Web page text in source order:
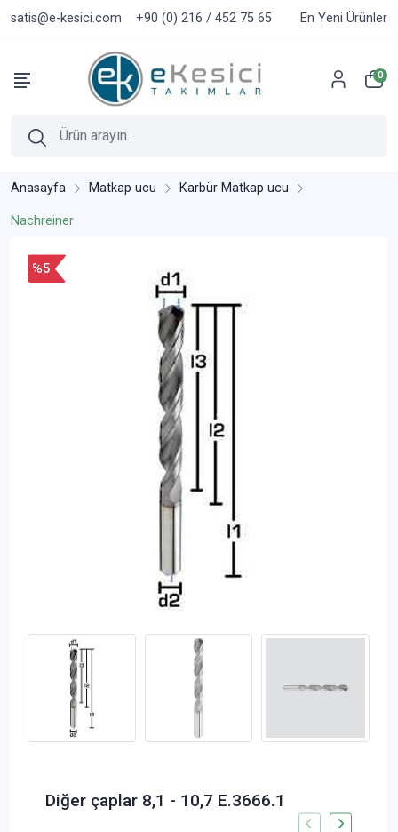
satis@e-kesici.com +90 (0) 216 / 452 75 65 En Yeni Ürünler
0
Anasayfa Matkap ucu Karbür Matkap ucu
Nachreiner
%5
Diğer çaplar 8,1 - 10,7 E.3666.1